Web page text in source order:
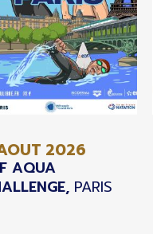
2026
AQUA
PARIS